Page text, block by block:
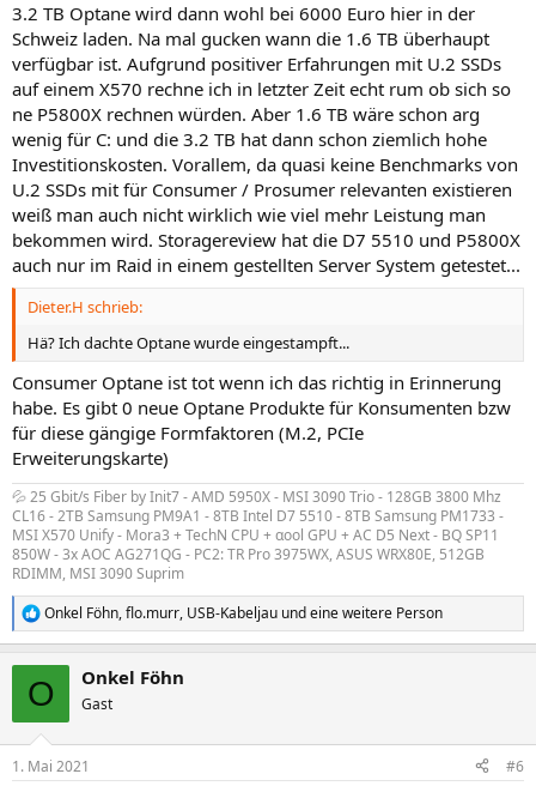
3.2 TB Optane wird dann wohl bei 6000 Euro hier in der
Schweiz laden. Na mal gucken wann die 1.6 TB überhaupt
verfügbar ist. Aufgrund positiver Erfahrungen mit U.2 SSDs
auf einem X570 rechne ich in letzter Zeit echt rum ob sich so
ne P5800X rechnen würden. Aber 1.6 TB wäre schon arg
wenig für C: und die 3.2 TB hat dann schon ziemlich hohe
Investitionskosten. Vorallem, da quasi keine Benchmarks von
U.2 SSDs mit für Consumer / Prosumer relevanten existieren
weiß man auch nicht wirklich wie viel mehr Leistung man
bekommen wird. Storagereview hat die D7 5510 und P5800X
auch nur im Raid in einem gestellten Server System getestet...
Dieter.H schrieb:
Hä? Ich dachte Optane wurde eingestampft...
Consumer Optane ist tot wenn ich das richtig in Erinnerung
habe. Es gibt 0 neue Optane Produkte für Konsumenten bzw
für diese gängige Formfaktoren (M.2, PCIe
Erweiterungskarte)
💦 25 Gbit/s Fiber by Init7 - AMD 5950X - MSI 3090 Trio - 128GB 3800 Mhz
CL16 - 2TB Samsung PM9A1 - 8TB Intel D7 5510 - 8TB Samsung PM1733 -
MSI X570 Unify - Mora3 + TechN CPU + αool GPU + AC D5 Next - BQ SP11
850W - 3x AOC AG271QG - PC2: TR Pro 3975WX, ASUS WRX80E, 512GB
RDIMM, MSI 3090 Suprim
R
e
e
Onkel Föhn,flo.murr, USB-Kabeljau und eine weitere Person
O Onkel Föhn
Gast
1. Mai 2021 #6